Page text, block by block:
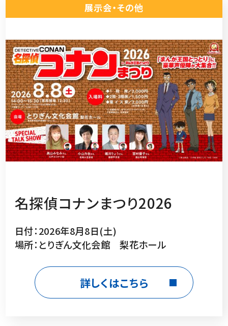
展示会・その他
名探偵コナンまつり2026
日付：2026年8月8日(土)
場所：とりぎん文化会館 梨花ホール
詳しくはこちら